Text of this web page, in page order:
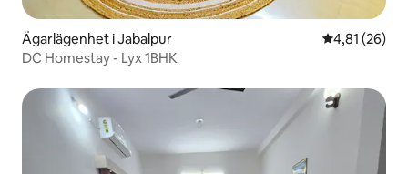
Ägarlägenhet i Jabalpur 4,81 av 5 i
4,81 (26)
DC Homestay - Lyx 1BHK